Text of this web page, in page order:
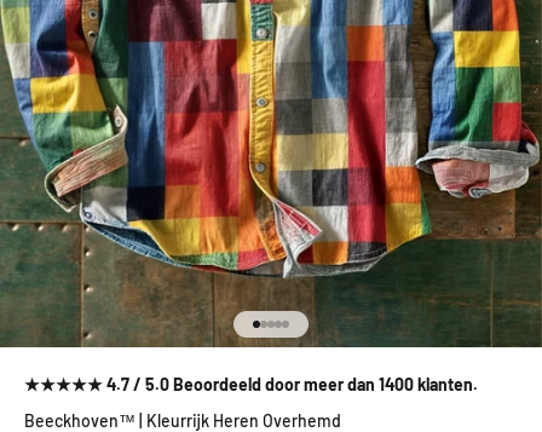
Naar artikel 1
Naar artikel 2
Naar artikel 3
Naar artikel 4
Naar artikel 5
★★★★★ 4.7 / 5.0 Beoordeeld door meer dan 1400 klanten.
Beeckhoven™ | Kleurrijk Heren Overhemd